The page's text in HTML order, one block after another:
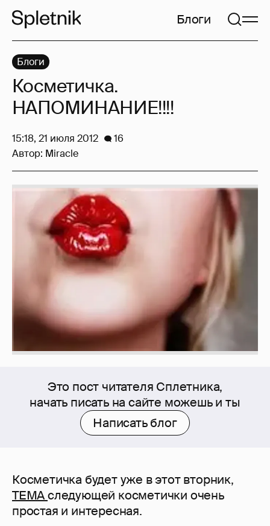
Блоги
Это пост читателя Сплетника,
начать писать на сайте можешь и ты
Написать блог
Косметичка будет уже в этот вторник,
ТЕМАследующей косметички очень
простая и интересная.
Блоги
Косметичка.
НАПОМИНАНИЕ!!!!
15:18, 21 июля 2012
16
Автор: Miracle